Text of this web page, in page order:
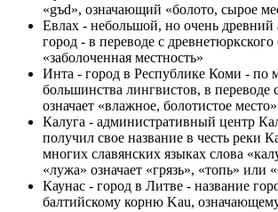
«gъd», означающий «болото, сырое
Евлах - небольшой, но очень древний
город - в переводе с древнетюркского
«заболоченная местность»
Инта - город в Республике Коми - по
большинства лингвистов, в переводе
означает «влажное, болотистое место»
Калуга - административный центр
получил свое название в честь реки
многих славянских языках слова
«лужа» означает «грязь», «топь» или
Каунас - город в Литве - название
балтийскому корню Kau,